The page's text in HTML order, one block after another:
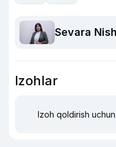
Sevara
Izohlar
Izoh qoldirish